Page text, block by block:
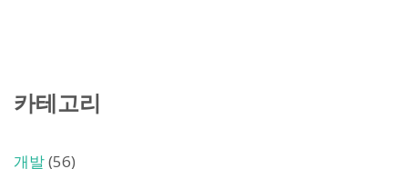
카테고리
개발(56)